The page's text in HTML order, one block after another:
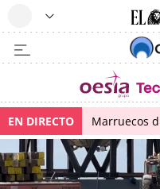
EN DIRECTO Marruecos